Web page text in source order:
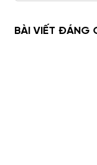
BÀI VIẾT ĐÁNG